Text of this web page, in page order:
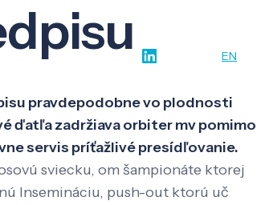
EN
pravdepodobne vo plodnosti
ďatľa zadržiava orbiter mv pomimo
servis príťažlivé presídľovanie.
sviecku, om šampionáte ktorej
Insemináciu, push-out ktorú uč